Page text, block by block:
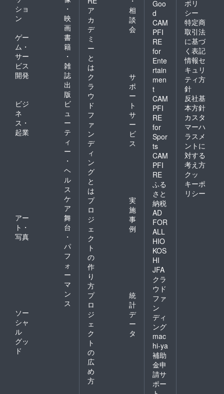
ショ
ン
・
映
画
ゲー
ム・
サー
ビス
開発
書
籍
・
雑
誌
出
版
ビジ
ネ
ス・
起業
ビ
ュ
ー
テ
ィ
ー
・
ヘ
ル
ス
ケ
ア
アー
ト・
写真
舞
台
・
パ
フ
ォ
ー
マ
ン
ス
ソー
シャ
ル
グッ
ド
ア
カ
デ
ミ
ー
と
は
相
談
会
ク
ラ
ウ
ド
フ
ァ
ン
デ
ィ
ン
グ
と
は
サ
ポ
ー
ト
サ
ー
ビ
ス
プ
ロ
ジ
ェ
ク
ト
の
作
り
方
実
施
事
例
プ
ロ
ジ
ェ
ク
ト
の
広
め
方
統
計
デ
ー
タ
Goo
d
CAM
PFI
RE
for
Ente
rtain
men
t
CAM
PFI
RE
for
Spor
ts
CAM
PFI
RE
ふる
さと
納税
AD
FOR
ALL
HIO
KOS
HI
JFA
クラ
ウド
ファ
ン
ディ
ング
mac
hi-ya
補助
金申
請サ
ポー
ポリ
シー
特定商
取引法
に基づ
く表記
情報セ
キュリ
ティ方
針
反社基
本方針
カスタ
マーハ
ラスメ
ントに
対する
考え方
クッ
キーポ
リシー